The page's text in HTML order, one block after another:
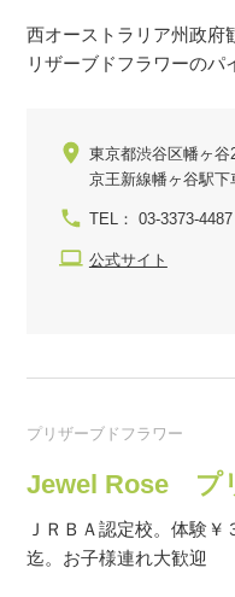
西オーストラリア州政府
リザーブドフラワーのパ
東京都渋谷区幡ヶ谷
京王新線幡ヶ谷駅下
TEL： 03-3373-
公式サイト
プリザーブドフラワー
Jewel Rose プ
ＪＲＢＡ認定校。体験
迄。お子様連れ大歓迎